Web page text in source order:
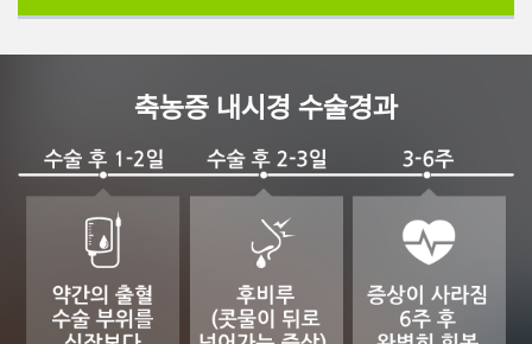
축농증 내시경 수술경과